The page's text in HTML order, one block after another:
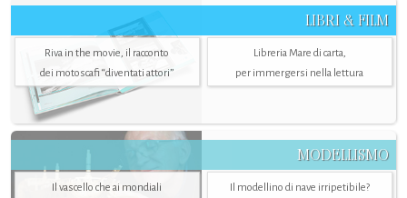
LIBRI & FILM
Riva in the movie, il racconto
dei motoscafi “diventati attori”
Libreria Mare di carta,
per immergersi nella lettura
MODELLISMO
Il vascello che ai mondiali
Il modellino di nave irripetibile?